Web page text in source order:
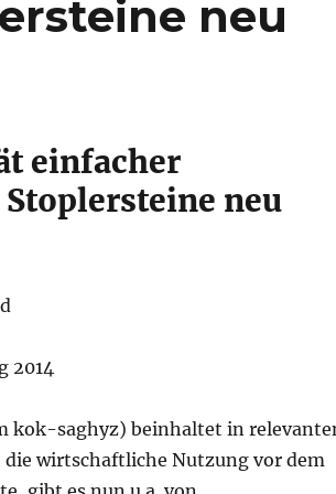
neu
einfacher
neu
2014
kok-saghyz) beinhaltet in
wirtschaftliche Nutzung vor dem